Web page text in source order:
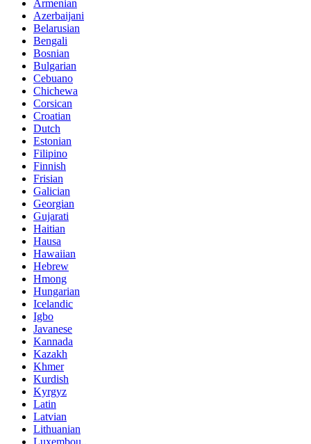
Armenian
Azerbaijani
Belarusian
Bengali
Bosnian
Bulgarian
Cebuano
Chichewa
Corsican
Croatian
Dutch
Estonian
Filipino
Finnish
Frisian
Galician
Georgian
Gujarati
Haitian
Hausa
Hawaiian
Hebrew
Hmong
Hungarian
Icelandic
Igbo
Javanese
Kannada
Kazakh
Khmer
Kurdish
Kyrgyz
Latin
Latvian
Lithuanian